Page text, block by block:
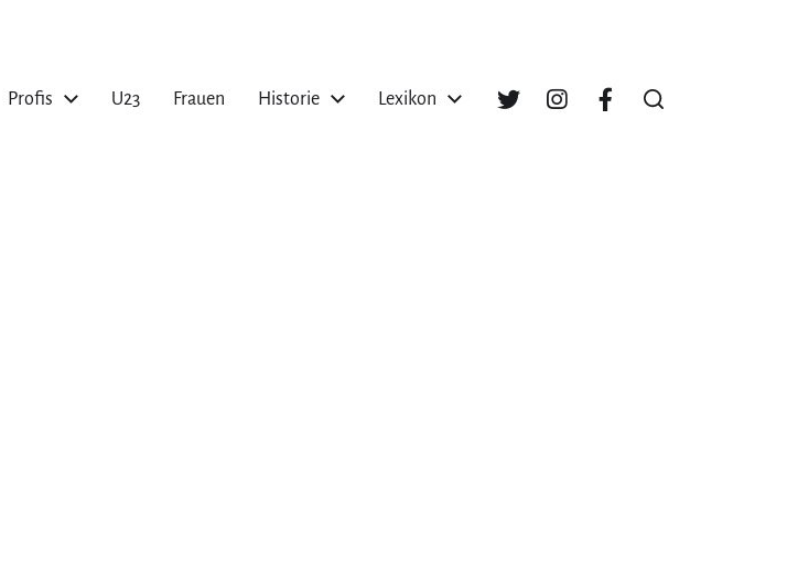
Profis U23 Frauen Historie Lexikon